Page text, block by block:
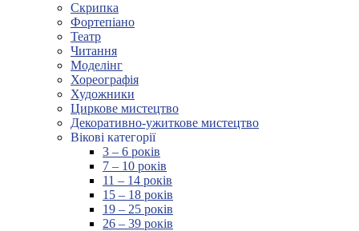
Скрипка
Фортепіано
Театр
Читання
Моделінг
Хореографія
Художники
Циркове мистецтво
Декоративно-ужиткове мистецтво
Вікові категорії
3 – 6 років
7 – 10 років
11 – 14 років
15 – 18 років
19 – 25 років
26 – 39 років